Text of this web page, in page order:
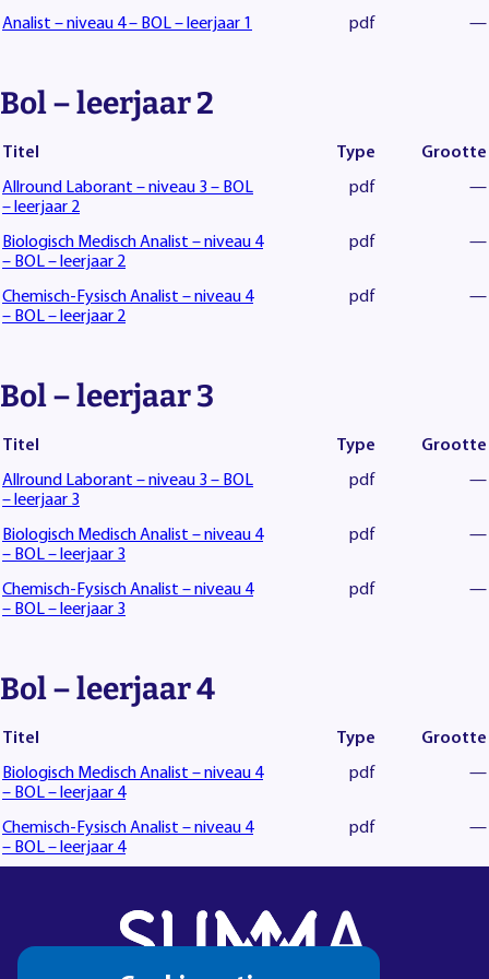
Analist – niveau 4 – BOL – leerjaar 1 pdf —
Bol – leerjaar 2
Titel Type
Grootte
Allround Laborant – niveau 3 – BOL
– leerjaar 2
pdf —
Biologisch Medisch Analist – niveau 4
– BOL – leerjaar 2
pdf —
Chemisch-Fysisch Analist – niveau 4
– BOL – leerjaar 2
pdf —
Bol – leerjaar 3
Titel Type
Grootte
Allround Laborant – niveau 3 – BOL
– leerjaar 3
pdf —
Biologisch Medisch Analist – niveau 4
– BOL – leerjaar 3
pdf —
Chemisch-Fysisch Analist – niveau 4
– BOL – leerjaar 3
pdf —
Bol – leerjaar 4
Titel Type
Grootte
Biologisch Medisch Analist – niveau 4
– BOL – leerjaar 4
pdf —
Chemisch-Fysisch Analist – niveau 4
– BOL – leerjaar 4
pdf —